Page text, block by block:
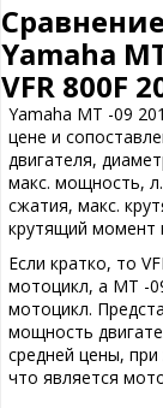
Yamaha
VFR 800F
Yamaha MT -09
цене и
двигателя,
макс. мощность,
сжатия, макс.
крутящий момент
Если кратко, то
мотоцикл, а MT -
мотоцикл.
мощность
средней цены,
что является